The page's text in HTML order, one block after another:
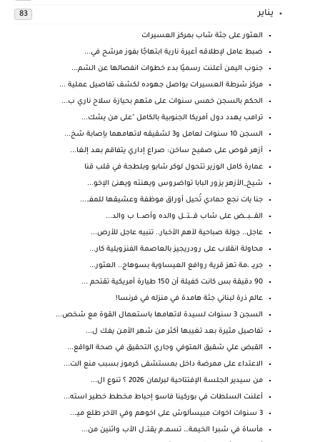
يناير 83
العثور على جثة شاب بمركز العسيرات
ضبط عامل لإطلاقه أعيرة نارية ابتهاجًا بفوز مرشح في...
جنوب اليمن أعلنت رسميًا بدء خطوات انفصالها عن الشم...
مركز شرطة العسيرات يواصل جهوده لكشف تفاصيل عملية ...
الحكم بالسجن خمس سنوات على متهم بحيازة سلاح ناري ب...
ترامب يهدد دول أمريكا الجنوبية بالكامل "على من يشك...
السجن 10 سنوات لعامل و3 لشقيقه لاتهامهما بإصابة شخ...
أزهر قوص على صفيح ساخن: صراع إداري يتفاقم بعد إلغا...
عمارة كامل الوزير تتحول لوكر شابو وبلطجة في قلب قنا
شيخ_الأزهر يزور البابا تواضروس ويهنئه ويهنئ الإخو...
جنا يات نجع حمادي تُحيل أوراق موظفة وعشيقها للمفـ....
القـ.ـبـ.ـض على شاب قـ.ـتـ.ـل والده وأصـ.ـا ب والد...
عاجل.. جولة صباحية لأهم الأخبار.. تنبيه عاجل للأرص...
محاولة انقلاب على رودريجيز بالعاصمة الفنزويلية كار...
جريــ ،مة تهز قرية روافع العيساوية بسوهاج.. العثور...
90 دقيقة بس كانت كفيلة أن 150 طيارة أمريكية تقتحم ...
عالم ذرة لبناني جثة هامدة في منزله في فرنسا!
السجن 3 سنوات لسيدة لاتهامها باستعمال القوة مع شخص...
تفاصيل مثيرة بعد تغيبها أكثر من شهر الأمـن يفـك ل...
القبض علي شقيق المتوفي وجاري التحقيق في صحة الواقع...
الاعتداء على ممرضة داخل بمستشفى كرموز بسبب منع الت...
من سيدير الجلسة الإفتتاحية لبرلمان 2026 ؟ تنوع ال...
أعلنت السلطات في بوركينا فاسو إحباط مخطط خطير استه...
3 سنوات اخوات مبيسألوش على اخوهم وفي الآخر طلع ميـ...
مأساة في شبرا الخيمة… تسمـ.م يقتـ.ل الأب واثنين من...